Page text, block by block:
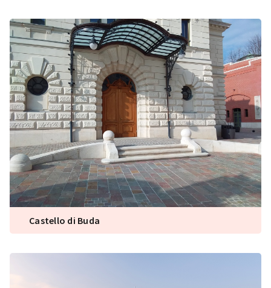
Castello di Buda